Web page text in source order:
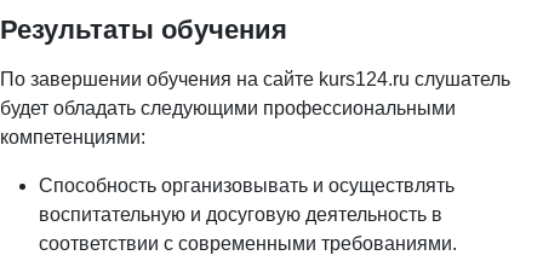
Результаты обучения
По завершении обучения на сайте kurs124.ru слушатель
будет обладать следующими профессиональными
компетенциями:
Способность организовывать и осуществлять
воспитательную и досуговую деятельность в
соответствии с современными требованиями.